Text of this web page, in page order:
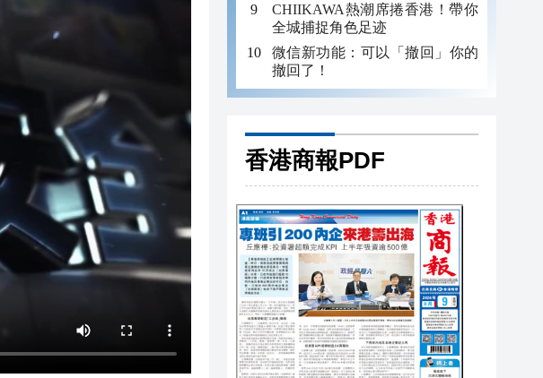
CHIIKAWA熱潮席捲香港！帶你
全城捕捉角色足迹
微信新功能：可以「撤回」你的
撤回了！
香港商報PDF